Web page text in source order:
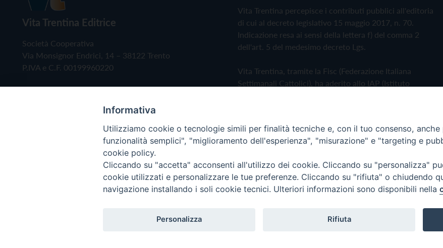
Vita Trentina Editrice
Società Cooperativa
Via Monsignor Endrici, 14 – 38122 Trento
P.IVA e C.F. 00199960220
Vita Trentina percepisce i contributi pubblici all'editoria
di cui al decreto legislativo 15 maggio 2017, n. 70.
Indicazione resa ai sensi della lettera f) del comma 2
dell'art. 5 del medesimo decreto Lgs.
Vita Trentina, tramite la Fisc (Federazione Italiana
Settimanali Cattolici), ha aderito allo IAP (Istituto
Privacy Policy Cookie Policy
Copyright © 2019 - Tutti i diritti riservati - Vita Trentina Editrice
Informativa
Utilizziamo cookie o tecnologie simili per finalità tecniche e, con il tuo consenso,
funzionalità semplici", "miglioramento dell'esperienza", "misurazione" e "targeting e
cookie policy.
Cliccando su "accetta" acconsenti all'utilizzo dei cookie. Cliccando su "personalizza"
cookie utilizzati e personalizzare le tue preferenze. Cliccando su "rifiuta" o chiudendo
navigazione installando i soli cookie tecnici. Ulteriori informazioni sono disponibili nella
Personalizza Rifiuta